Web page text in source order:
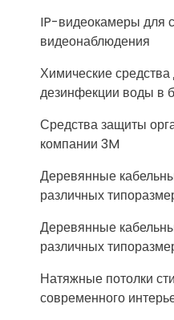
IP-видеокамеры для
видеонаблюдения
Химические средства
дезинфекции воды в
Средства защиты
компании 3M
Деревянные
различных
Деревянные
различных
Натяжные потолки
современного